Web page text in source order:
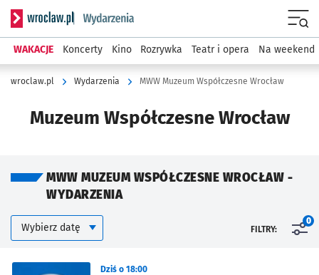
Serwis informacyjny wroclaw.pl podserwis: Wydarzenia
WAKACJE Koncerty Kino Rozrywka Teatr i opera Na weekend
wroclaw.pl Wydarzenia MWW Muzeum Współczesne Wrocław
Muzeum Współczesne Wrocław
MWW MUZEUM WSPÓŁCZESNE WROCŁAW -
WYDARZENIA
Kalendarium
Wybierz datę FILTRY:
0
Dziś o 18:00